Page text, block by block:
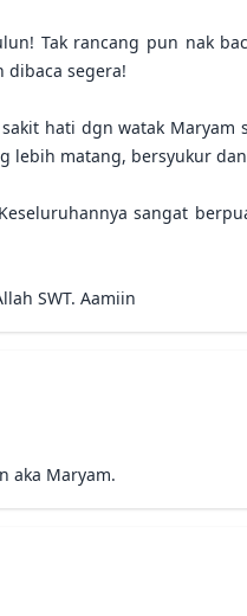
Tak rancang pun nak
dibaca segera!
hati dgn watak
lebih matang, bersyukur
sangat
SWT. Aamiin
aka Maryam.